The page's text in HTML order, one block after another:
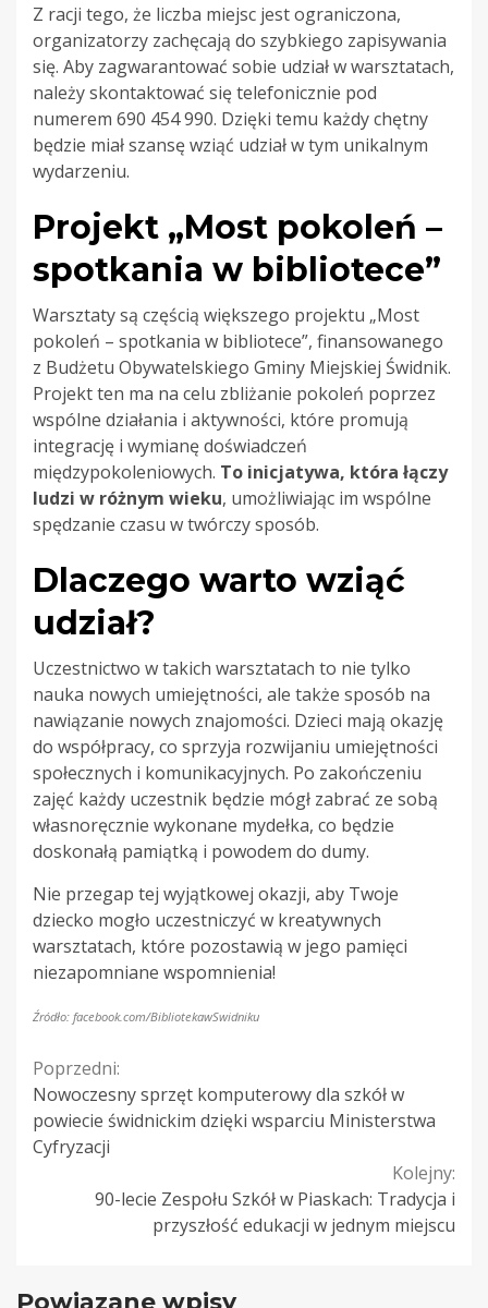
Z racji tego, że liczba miejsc jest ograniczona,
organizatorzy zachęcają do szybkiego zapisywania
się. Aby zagwarantować sobie udział w warsztatach,
należy skontaktować się telefonicznie pod
numerem 690 454 990. Dzięki temu każdy chętny
będzie miał szansę wziąć udział w tym unikalnym
wydarzeniu.
Projekt „Most pokoleń –
spotkania w bibliotece”
Warsztaty są częścią większego projektu „Most
pokoleń – spotkania w bibliotece”, finansowanego
z Budżetu Obywatelskiego Gminy Miejskiej Świdnik.
Projekt ten ma na celu zbliżanie pokoleń poprzez
wspólne działania i aktywności, które promują
integrację i wymianę doświadczeń
międzypokoleniowych. To inicjatywa, która łączy
ludzi w różnym wieku, umożliwiając im wspólne
spędzanie czasu w twórczy sposób.
Dlaczego warto wziąć
udział?
Uczestnictwo w takich warsztatach to nie tylko
nauka nowych umiejętności, ale także sposób na
nawiązanie nowych znajomości. Dzieci mają okazję
do współpracy, co sprzyja rozwijaniu umiejętności
społecznych i komunikacyjnych. Po zakończeniu
zajęć każdy uczestnik będzie mógł zabrać ze sobą
własnoręcznie wykonane mydełka, co będzie
doskonałą pamiątką i powodem do dumy.
Nie przegap tej wyjątkowej okazji, aby Twoje
dziecko mogło uczestniczyć w kreatywnych
warsztatach, które pozostawią w jego pamięci
niezapomniane wspomnienia!
Źródło: facebook.com/BibliotekawSwidniku
Continue
Reading
Poprzedni:
Nowoczesny sprzęt komputerowy dla szkół w
powiecie świdnickim dzięki wsparciu Ministerstwa
Cyfryzacji
Kolejny:
90-lecie Zespołu Szkół w Piaskach: Tradycja i
przyszłość edukacji w jednym miejscu
Powiązane wpisy